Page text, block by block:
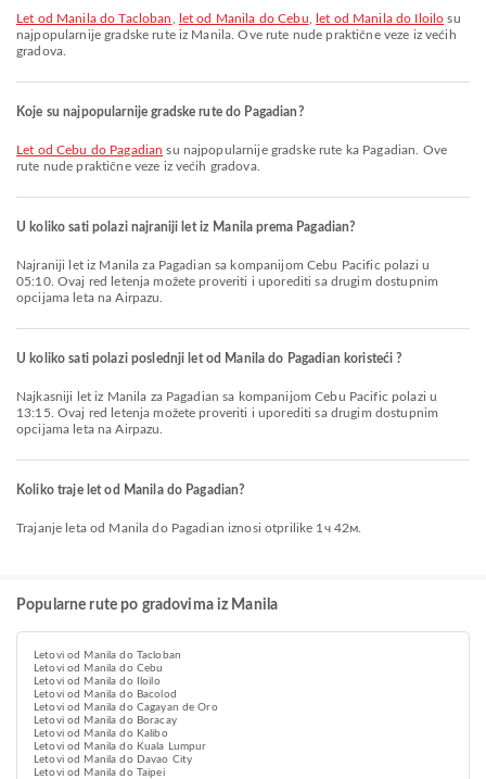
let od Manila do Tacloban let od Manila do Cebu let od Manila do Iloilo su
najpopularnije gradske rute iz Manila. Ove rute nude praktične veze iz većih
gradova.
Koje su najpopularnije gradske rute do Pagadian?
let od Cebu do Pagadian su najpopularnije gradske rute ka Pagadian. Ove
rute nude praktične veze iz većih gradova.
U koliko sati polazi najraniji let iz Manila prema Pagadian?
Najraniji let iz Manila za Pagadian sa kompanijom Cebu Pacific polazi u
05:10. Ovaj red letenja možete proveriti i uporediti sa drugim dostupnim
opcijama leta na Airpazu.
U koliko sati polazi poslednji let od Manila do Pagadian koristeći ?
Najkasniji let iz Manila za Pagadian sa kompanijom Cebu Pacific polazi u
13:15. Ovaj red letenja možete proveriti i uporediti sa drugim dostupnim
opcijama leta na Airpazu.
Koliko traje let od Manila do Pagadian?
Trajanje leta od Manila do Pagadian iznosi otprilike 1ч 42м.
Popularne rute po gradovima iz Manila
Letovi od Manila do Tacloban
Letovi od Manila do Cebu
Letovi od Manila do Iloilo
Letovi od Manila do Bacolod
Letovi od Manila do Cagayan de Oro
Letovi od Manila do Boracay
Letovi od Manila do Kalibo
Letovi od Manila do Kuala Lumpur
Letovi od Manila do Davao City
Letovi od Manila do Taipei